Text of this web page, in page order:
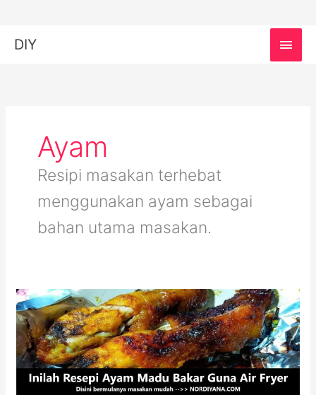
DIY
Ayam
Resipi masakan terhebat
menggunakan ayam sebagai
bahan utama masakan.
Resepi
Ayam
Madu
Bakar
Guna
Air